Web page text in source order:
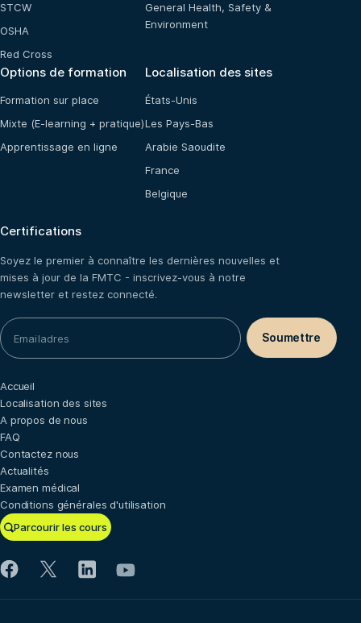
STCW
OSHA
Red Cross
General Health, Safety &
Environment
Options de formation
Formation sur place
Mixte (E-learning + pratique)
Apprentissage en ligne
Localisation des sites
États-Unis
Les Pays-Bas
Arabie Saoudite
France
Belgique
Certifications
Soyez le premier à connaître les dernières nouvelles et
mises à jour de la FMTC - inscrivez-vous à notre
newsletter et restez connecté.
Parcourir les cours
Accueil
Localisation des sites
A propos de nous
FAQ
Contactez nous
Actualités
Examen médical
Conditions générales d'utilisation